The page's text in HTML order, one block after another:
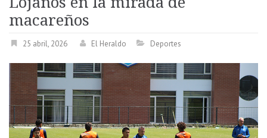
macareños
25 abril, 2026 El Heraldo Deportes